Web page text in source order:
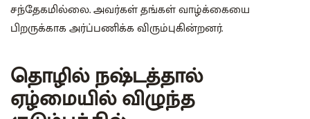
சந்தேகமில்லை. அவர்கள் தங்கள் வாழ்க்கையை
பிறருக்காக அர்ப்பணிக்க விரும்புகின்றனர்.
தொழில் நஷ்டத்தால்
ஏழ்மையில் விழுந்த